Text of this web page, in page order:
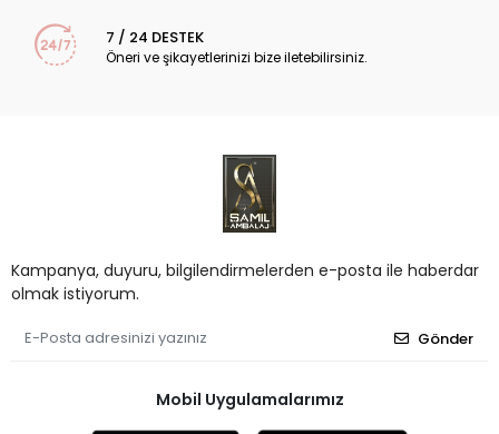
7 / 24 DESTEK
Öneri ve şikayetlerinizi bize iletebilirsiniz.
Kampanya, duyuru, bilgilendirmelerden e-posta ile haberdar
olmak istiyorum.
Gönder
Mobil Uygulamalarımız